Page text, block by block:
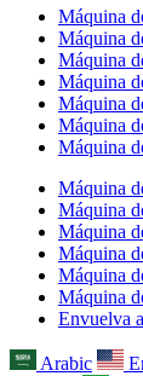
Máquina
Máquina
Máquina
Máquina
Máquina
Máquina
Máquina
Máquina
Máquina
Máquina
Máquina
Máquina
Máquina
Envuelva
Arabic